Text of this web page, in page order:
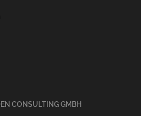
CONSULTING GMBH